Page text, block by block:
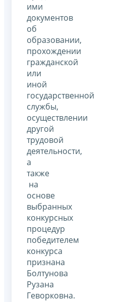
ими
документов
об
образовании,
прохождении
гражданской
или
иной
государственной
службы,
осуществлении
другой
трудовой
деятельности,
а
также
на
основе
выбранных
конкурсных
процедур
победителем
конкурса
признана
Болтунова
Рузана
Геворковна.